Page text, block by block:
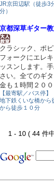
JR京田辺駅（徒歩3
分）
京都深草ギター
クラシック、ポ
フォークにエレ
ッスンします。
さい。全てのギ
金も１時間２０
【最寄駅／バス停】
地下鉄くいな橋から
から徒歩１０分
1 - 10 ( 44 件